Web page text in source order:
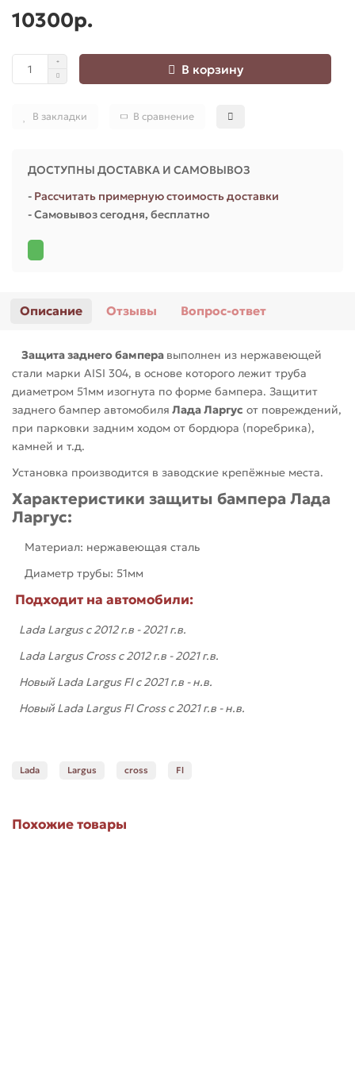
для Ларгус (Largus)
для Приора (Priora)
10300р.
В корзину
В закладки В сравнение
ДОСТУПНЫ ДОСТАВКА И САМОВЫВОЗ
- Рассчитать примерную стоимость доставки
- Самовывоз сегодня, бесплатно
Описание Отзывы Вопрос-ответ
Защита заднего бампера выполнен из нержавеющей
стали марки AISI 304, в основе которого лежит труба
диаметром 51мм изогнута по форме бампера. Защитит
заднего бампер автомобиля Лада Ларгус от повреждений,
при парковки задним ходом от бордюра (поребрика),
камней и т.д.
Установка производится в заводские крепёжные места.
Характеристики защиты бампера Лада
Ларгус:
Материал: нержавеющая сталь
Диаметр трубы: 51мм
Подходит на автомобили:
Lada Largus c 2012 г.в - 2021 г.в.
Lada Largus Cross c 2012 г.в - 2021 г.в.
Новый Lada Largus Fl c 2021 г.в - н.в.
Новый Lada Largus Fl Cross c 2021 г.в - н.в.
Lada Largus cross Fl
Похожие товары